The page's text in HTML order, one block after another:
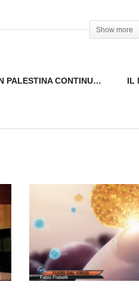
Show more
I CRIMINI DI GUERRA IN PALESTINA CONTINUANO Fuori dal Virus n.881.SP